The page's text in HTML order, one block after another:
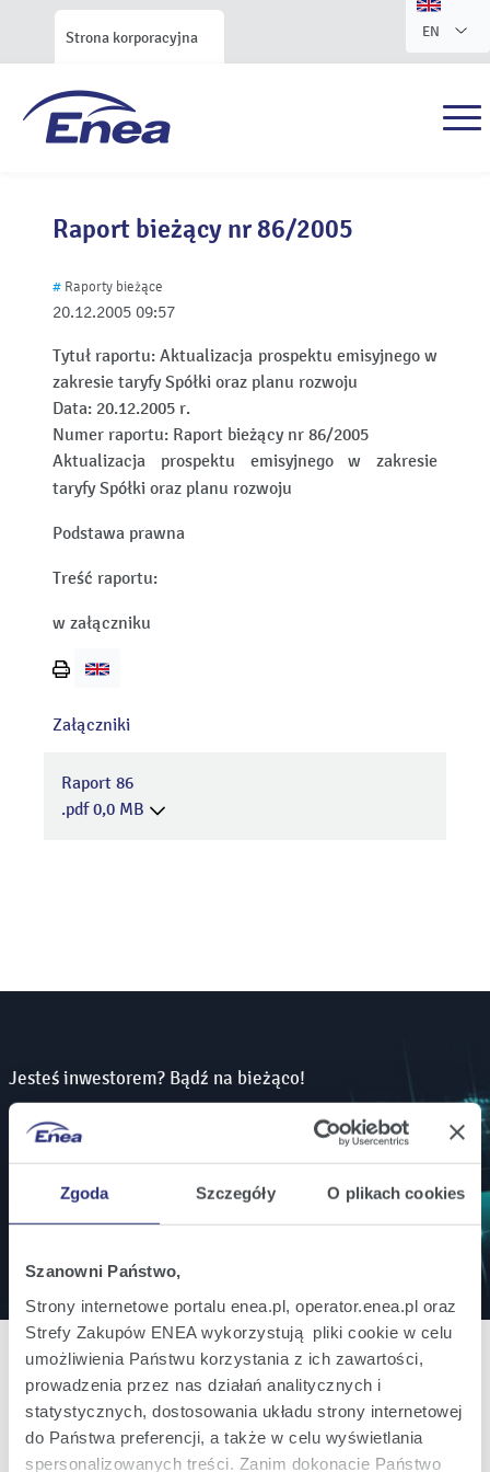
Zgoda Szczegóły O plikach cookies
Szanowni Państwo,
Strony internetowe portalu enea.pl, operator.enea.pl oraz
Strefy Zakupów ENEA wykorzystują pliki cookie w celu
umożliwienia Państwu korzystania z ich zawartości,
prowadzenia przez nas działań analitycznych i
statystycznych, dostosowania układu strony internetowej
do Państwa preferencji, a także w celu wyświetlania
spersonalizowanych treści. Zanim dokonacie Państwo
Strona korporacyjna EN
Raport bieżący nr 86/2005
20.12.2005 09:57
# Raporty bieżące
Tytuł raportu:Aktualizacja prospektu emisyjnego w
zakresie taryfy Spółki oraz planu rozwoju
Data: 20.12.2005 r.
Numer raportu: Raport bieżący nr 86/2005
Aktualizacja prospektu emisyjnego w zakresie
taryfy Spółki oraz planu rozwoju
Podstawa prawna
Treść raportu:
w załączniku
Załączniki
Raport 86
.pdf 0,0 MB
Jesteś inwestorem? Bądź na bieżąco!
Zamów powiadomienia mailowe o wszystkich
istotnych informacjach ważnych dla inwestorów.
Zapisz się
Oferta
Oferta dla domu